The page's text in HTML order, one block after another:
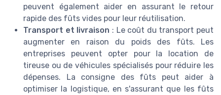
peuvent également aider en assurant le retour
rapide des fûts vides pour leur réutilisation.
Transport et livraison : Le coût du transport peut
augmenter en raison du poids des fûts. Les
entreprises peuvent opter pour la location de
tireuse ou de véhicules spécialisés pour réduire les
dépenses. La consigne des fûts peut aider à
optimiser la logistique, en s'assurant que les fûts